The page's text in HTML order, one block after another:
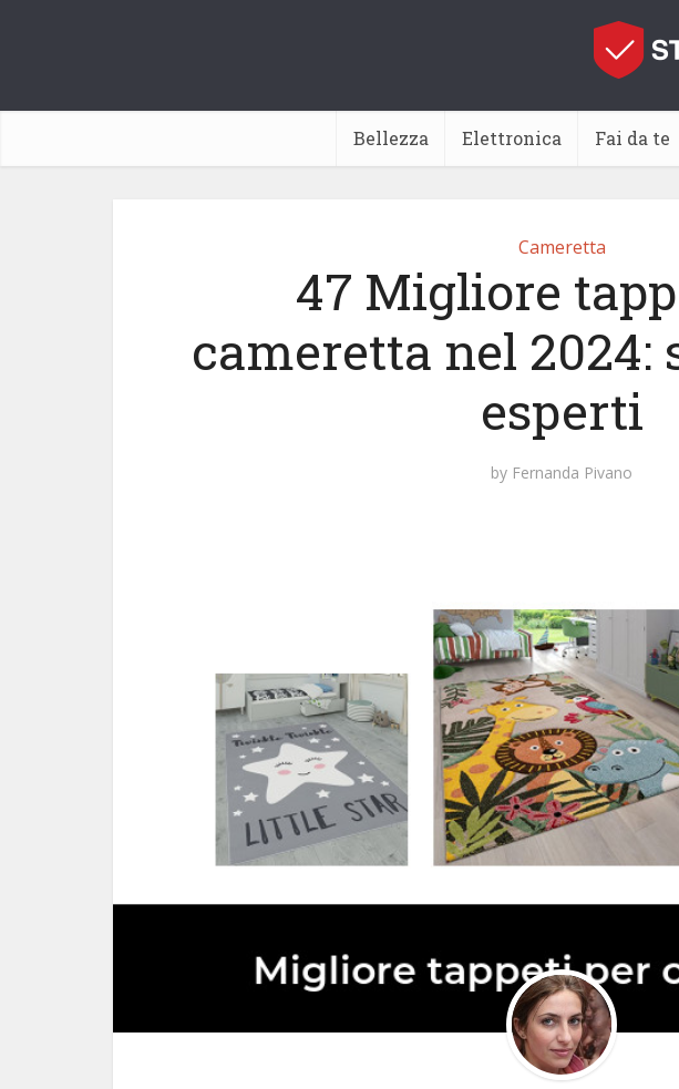
Bellezza Elettronica Fai da te
Cameretta
47 Migliore
cameretta nel 2024:
esperti
by Fernanda Pivano